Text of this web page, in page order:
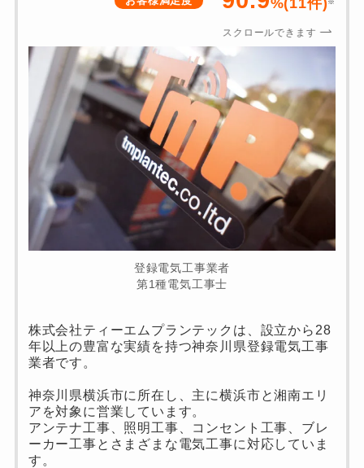
※
スクロールできます
登録電気工事業者
第1種電気工事士
株式会社ティーエムプランテックは、設立から28
年以上の豊富な実績を持つ神奈川県登録電気工事
業者です。
神奈川県横浜市に所在し、主に横浜市と湘南エリ
アを対象に営業しています。
アンテナ工事、照明工事、コンセント工事、ブレ
ーカー工事とさまざまな電気工事に対応していま
す。